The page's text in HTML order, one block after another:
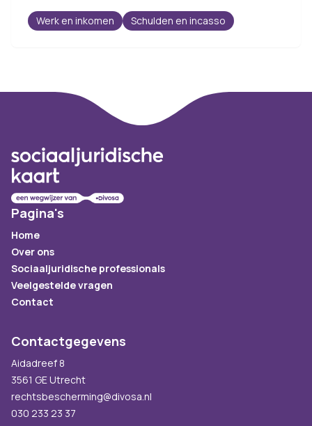
Werk en inkomen Schulden en incasso
Pagina's
Home
Over ons
Sociaaljuridische professionals
Veelgestelde vragen
Contact
Contactgegevens
Aidadreef 8
3561 GE Utrecht
rechtsbescherming@divosa.nl
030 233 23 37